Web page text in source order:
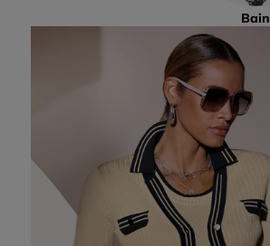
Bain